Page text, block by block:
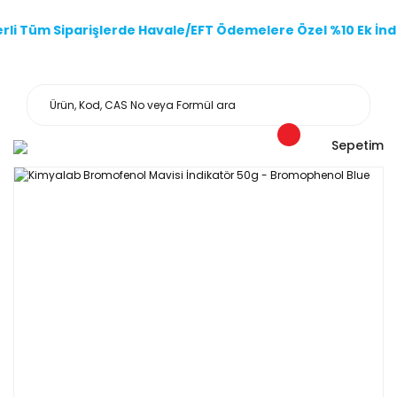
Tüm Siparişlerde Havale/EFT Ödemelere Özel %10 Ek
Sepetim